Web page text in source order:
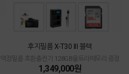
후지필름 X-T30 III 블랙
액정필름 호환충전기 128GB울트라메모리 증정
1,349,000원